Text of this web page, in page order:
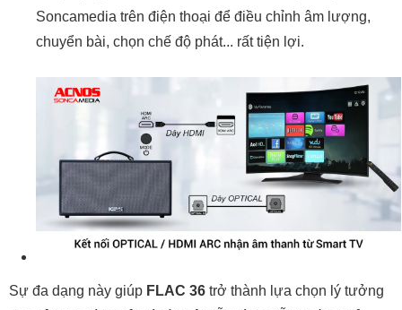
Soncamedia trên điện thoại để điều chỉnh âm lượng,
chuyển bài, chọn chế độ phát... rất tiện lợi.
Sự đa dạng này giúp FLAC 36 trở thành lựa chọn lý tưởng